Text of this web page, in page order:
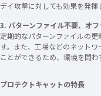
デイ攻撃に対しても効果を発揮
3. パターンファイル不要、オ
定期的なパターンファイルの
す。また、工場などのネット
ことができるため、環境を問わ
プロテクトキャットの特長